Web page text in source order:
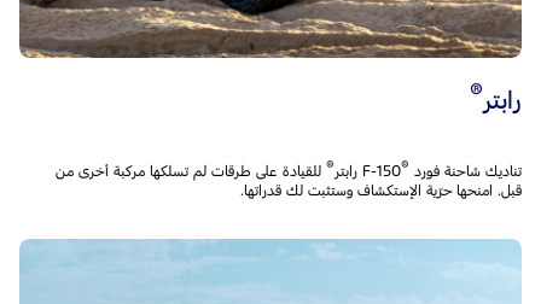
رابتر®
تناديك شاحنة فورد F-150 ®
® للقيادة على طرقات لم تسلكها مركبة أخرى من
قبل. امنحها حرّية الإستكشاف وستثبت لك قدراتها.